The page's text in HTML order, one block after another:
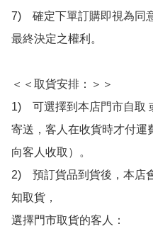
7)　確定下單訂購即視為同
最終決定之權利。
＜＜取貨安排：＞＞
1)　可選擇到本店門市自取
寄送，客人在收貨時才付運
向客人收取）。
2)　預訂貨品到貨後，本店
知取貨，
選擇門市取貨的客人：